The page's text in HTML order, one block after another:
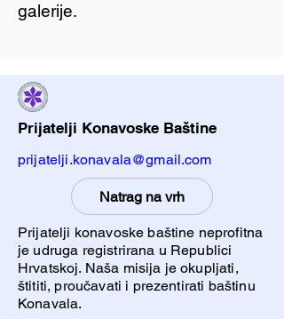
galerije.
Prijatelji Konavoske Baštine
prijatelji.konavala@gmail.com
Natrag na vrh
Prijatelji konavoske baštine neprofitna
je udruga registrirana u Republici
Hrvatskoj. Naša misija je okupljati,
štititi, proučavati i prezentirati baštinu
Konavala.